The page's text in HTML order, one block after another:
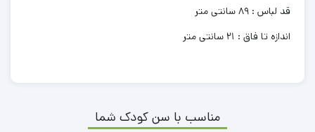
قد لباس : 89 سانتی متر
اندازه تا فاق : 21 سانتی متر
مناسب با سن کودک شما